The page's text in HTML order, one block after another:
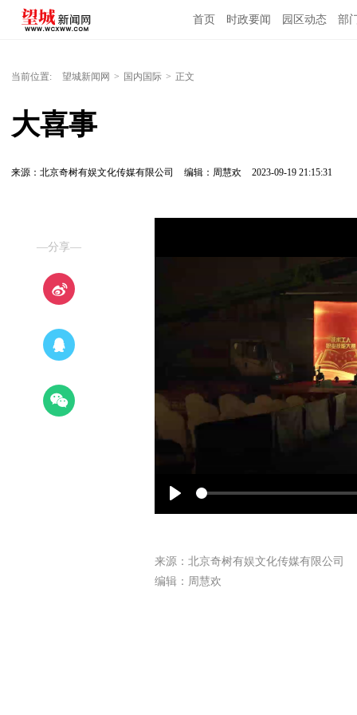
首页 时政要闻 园区动态 部
当前位置: 望城新闻网 > 国内国际 > 正文
大喜事
来源：北京奇树有娱文化传媒有限公司 编辑：周慧欢 2023-09-19 21:15:31
—分享—
Play
来源：北京奇树有娱文化传媒有限公司
编辑：周慧欢